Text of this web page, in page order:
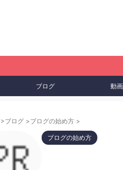
ブログ 動
>ブログ >ブログの始め方 >
ブログの始め方